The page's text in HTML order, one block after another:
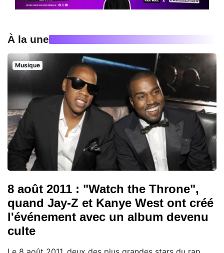
À la une
Musique
8 août 2011 : "Watch the Throne",
quand Jay-Z et Kanye West ont créé
l'événement avec un album devenu
culte